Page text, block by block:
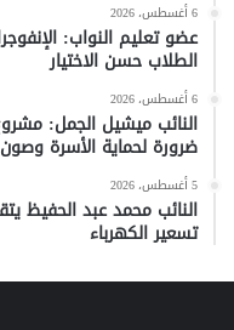
6 أغسطس، 2026
عضو تعليم النواب:
الطلاب حسن الاختيار
6 أغسطس، 2026
النائب ميشيل الجمل:
ضرورة لحماية الأسرة وصون
5 أغسطس، 2026
النائب محمد عبد الحفيظ
تسعير الكهرباء